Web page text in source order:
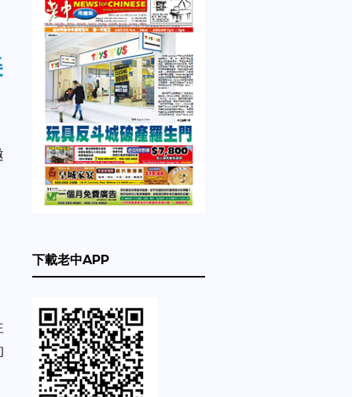
下載老中APP